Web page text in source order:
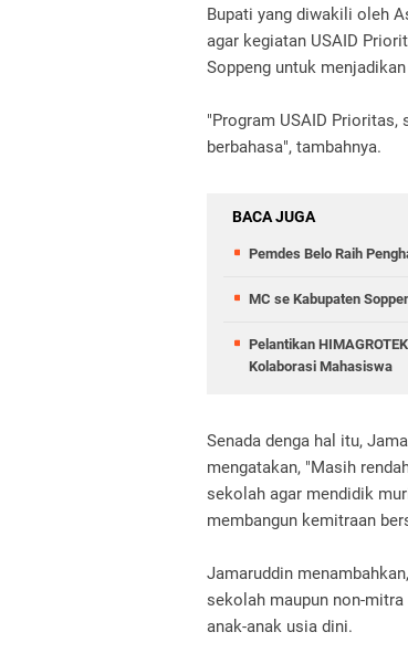
Bupati yang diwakili oleh
agar kegiatan USAID
Soppeng untuk
"Program USAID Prioritas,
berbahasa", tambahnya.
BACA JUGA
Pemdes Belo Raih
MC se Kabupaten
Pelantikan
Kolaborasi Mahasiswa
Senada denga hal itu,
mengatakan, "Masih
sekolah agar mendidik
membangun kemitraan
Jamaruddin
sekolah maupun non-
anak-anak usia dini.